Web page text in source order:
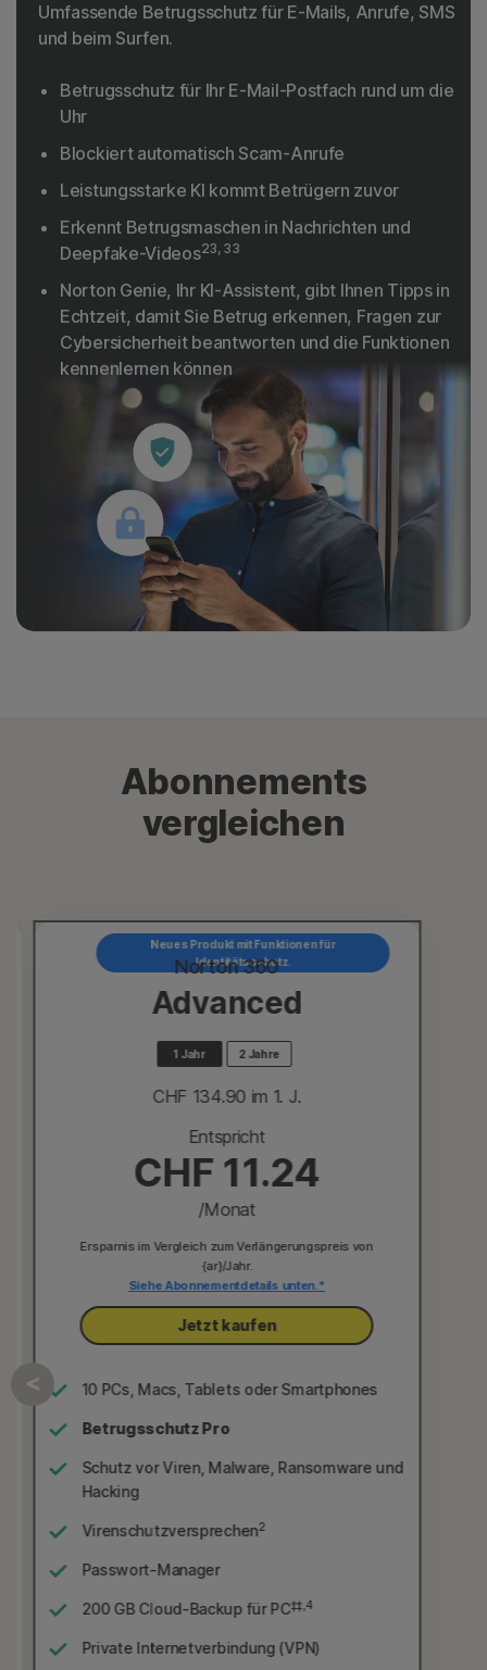
Umfassende Betrugsschutz für E-Mails, Anrufe, SMS
und beim Surfen.
Betrugsschutz für Ihr E-Mail-Postfach rund um die
Uhr
Blockiert automatisch Scam-Anrufe
Leistungsstarke KI kommt Betrügern zuvor
Erkennt Betrugsmaschen in Nachrichten und
Deepfake-Videos23, 33
Norton Genie, Ihr KI-Assistent, gibt Ihnen Tipps in
Echtzeit, damit Sie Betrug erkennen, Fragen zur
Cybersicherheit beantworten und die Funktionen
kennenlernen können
Abonnements
vergleichen
Neues Produkt mit Funktionen für
Identitätsschutz.
Norton 360
Advanced
1 Jahr 2 Jahre
CHF 134.90 im 1. J.
Entspricht
CHF 11.24
/Monat
Ersparnis im Vergleich zum Verlängerungspreis von
{ar}/Jahr.
Siehe Abonnementdetails unten.*
Jetzt kaufen
10 PCs, Macs, Tablets oder Smartphones
Betrugsschutz Pro
Schutz vor Viren, Malware, Ransomware und
Hacking
Virenschutzversprechen2
Passwort-Manager
200 GB Cloud-Backup für PC‡‡,4
Private Internetverbindung (VPN)